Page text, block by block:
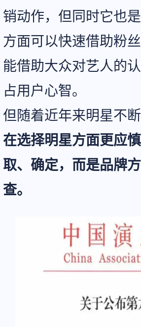
销动作，但同时它也
方面可以快速借助粉
能借助大众对艺人的
占用户心智。
但随着近年来明星不
在选择明星方面更应
取、确定，而是品牌
查。